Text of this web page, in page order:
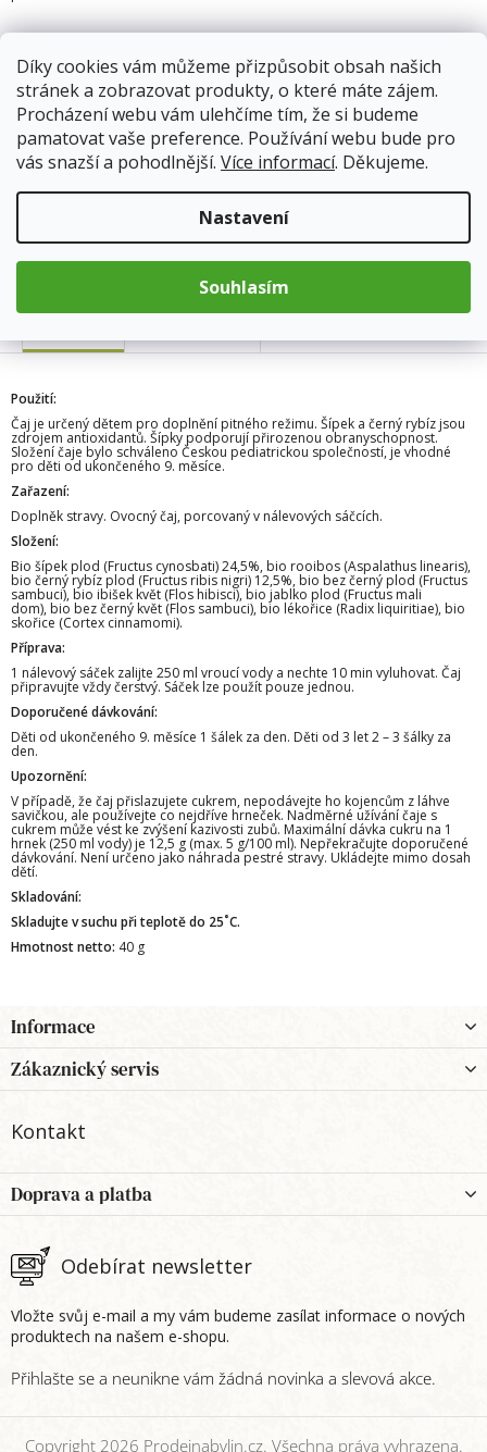
Díky cookies vám můžeme přizpůsobit obsah našich
stránek a zobrazovat produkty, o které máte zájem.
Procházení webu vám ulehčíme tím, že si budeme
pamatovat vaše preference. Používání webu bude pro
vás snazší a pohodlnější. Více informací. Děkujeme.
Nastavení
Souhlasím
Doprava od 59Kč
56 Kč
Měrná
cena:
Přidat do košíku
Použití:
Čaj je určený dětem pro doplnění pitného režimu. Šípek a černý rybíz jsou
zdrojem antioxidantů. Šípky podporují přirozenou obranyschopnost.
Složení čaje bylo schváleno Českou pediatrickou společností, je vhodné
pro děti od ukončeného 9. měsíce.
Zařazení:
Doplněk stravy. Ovocný čaj, porcovaný v nálevových sáčcích.
Složení:
Bio šípek plod (Fructus cynosbati) 24,5%, bio rooibos (Aspalathus linearis),
bio černý rybíz plod (Fructus ribis nigri) 12,5%, bio bez černý plod (Fructus
sambuci), bio ibišek květ (Flos hibisci), bio jablko plod (Fructus mali
dom), bio bez černý květ (Flos sambuci), bio lékořice (Radix liquiritiae), bio
skořice (Cortex cinnamomi).
Příprava:
1 nálevový sáček zalijte 250 ml vroucí vody a nechte 10 min vyluhovat. Čaj
připravujte vždy čerstvý. Sáček lze použít pouze jednou.
Doporučené dávkování:
Děti od ukončeného 9. měsíce 1 šálek za den. Děti od 3 let 2 – 3 šálky za
den.
Upozornění:
V případě, že čaj přislazujete cukrem, nepodávejte ho kojencům z láhve
savičkou, ale používejte co nejdříve hrneček. Nadměrné užívání čaje s
cukrem může vést ke zvýšení kazivosti zubů. Maximální dávka cukru na 1
hrnek (250 ml vody) je 12,5 g (max. 5 g/100 ml). Nepřekračujte doporučené
dávkování. Není určeno jako náhrada pestré stravy. Ukládejte mimo dosah
dětí.
Skladování:
Skladujte v suchu při teplotě do 25˚C.
Hmotnost netto: 40 g
á
p
a
Informace
Zákaznický servis
Kontakt
Odebírat newsletter
Vložte svůj e-mail a my vám budeme zasílat informace o nových
produktech na našem e-shopu.
Doprava a platba
Copyright 2026 Prodejnabylin.cz. Všechna práva vyhrazena.